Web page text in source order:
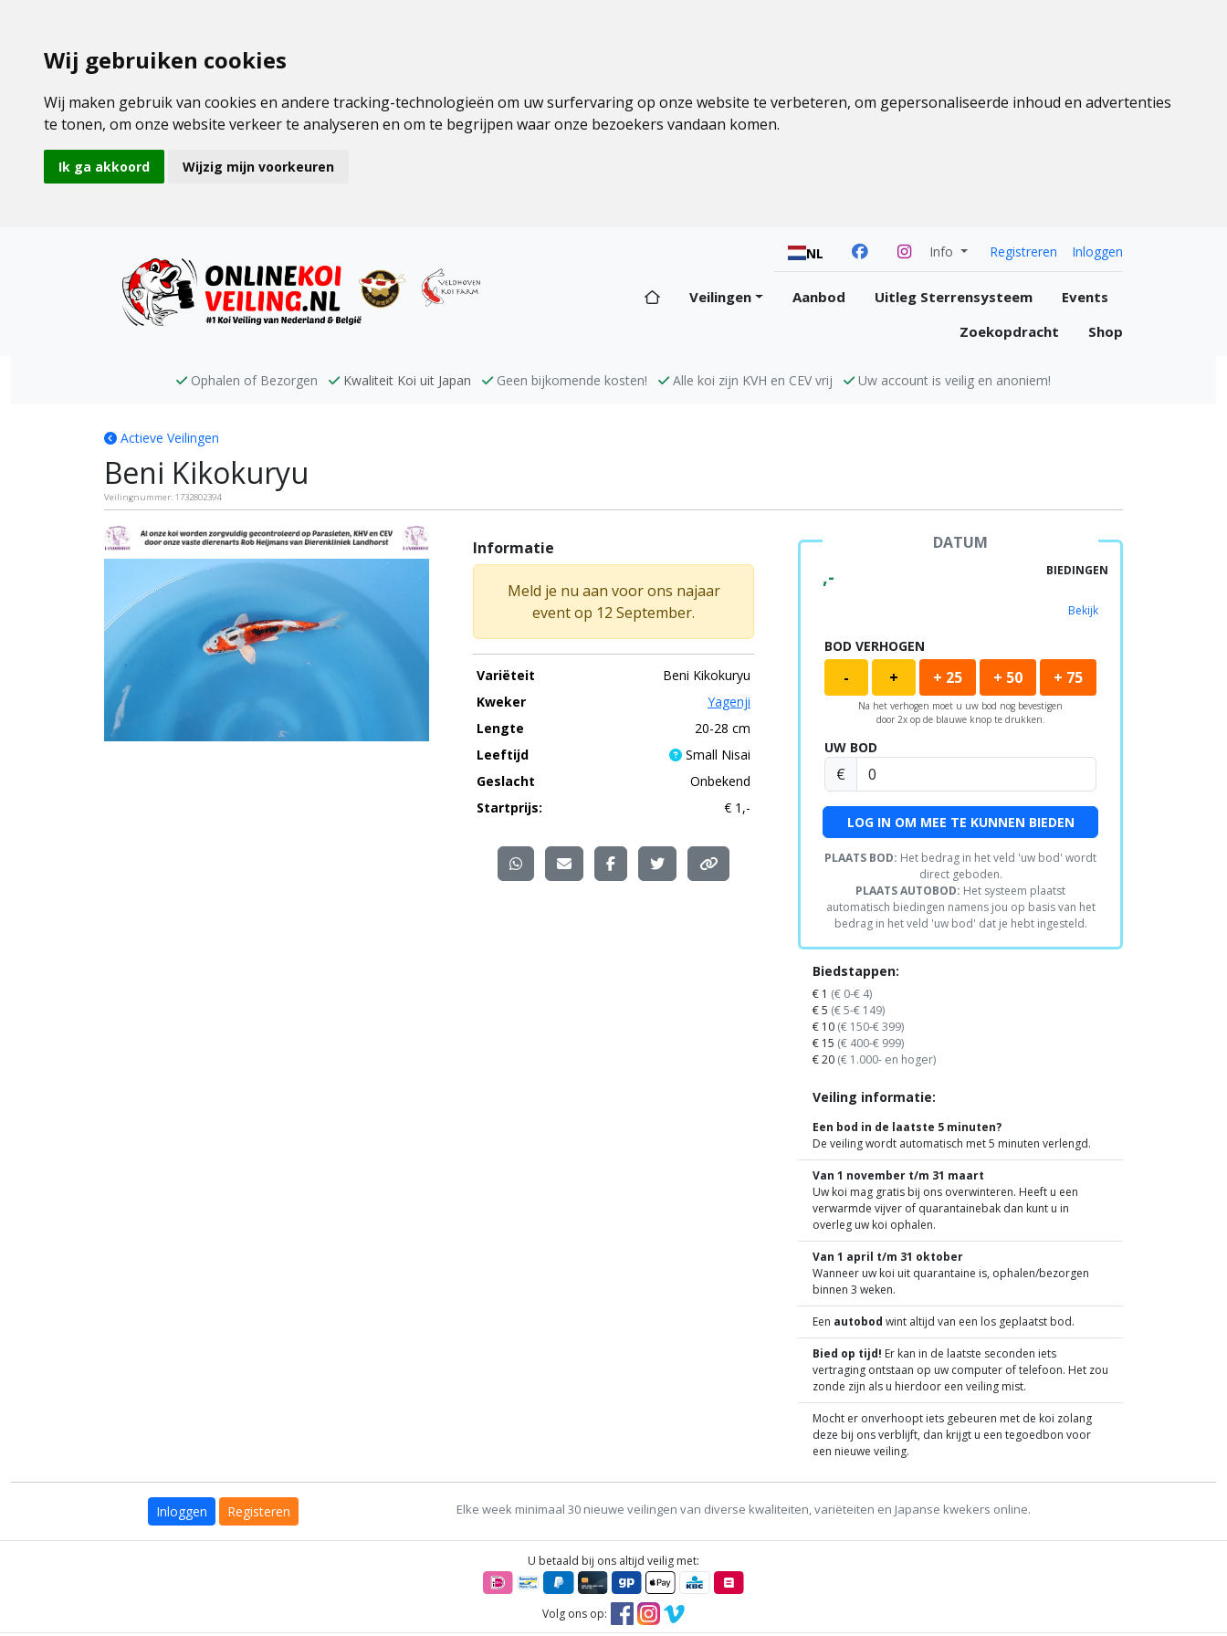
Wij gebruiken cookies
Wij maken gebruik van cookies en andere tracking-technologieën om uw surfervaring op onze website te verbeteren, om gepersonaliseerde inhoud en advertenties
te tonen, om onze website verkeer te analyseren en om te begrijpen waar onze bezoekers vandaan komen.
Ik ga akkoord Wijzig mijn voorkeuren
NL Info Registreren Inloggen
Veilingen Aanbod Uitleg Sterrensysteem
Events
Zoekopdracht
Shop
Ophalen of Bezorgen Kwaliteit Koi uit Japan Geen bijkomende kosten! Alle koi zijn KVH en CEV vrij Uw account is veilig en anoniem!
Actieve Veilingen
Beni Kikokuryu
Veilingnummer: 1732802394
Informatie
Meld je nu aan voor ons najaar
event op 12 September.
Variëteit
Beni Kikokuryu
Kweker
Yagenji
Lengte
20-28 cm
Leeftijd
Small Nisai
Geslacht
Onbekend
Startprijs:
€ 1,-
DATUM
,- BIEDINGEN
Bekijk
BOD VERHOGEN
- + + 25 + 50 + 75
Na het verhogen moet u uw bod nog bevestigen
door 2x op de blauwe knop te drukken.
UW BOD
€
LOG IN OM MEE TE KUNNEN BIEDEN
PLAATS BOD: Het bedrag in het veld 'uw bod' wordt
direct geboden.
PLAATS AUTOBOD: Het systeem plaatst
automatisch biedingen namens jou op basis van het
bedrag in het veld 'uw bod' dat je hebt ingesteld.
Biedstappen:
€ 1 (€ 0-€ 4)
€ 5 (€ 5-€ 149)
€ 10 (€ 150-€ 399)
€ 15 (€ 400-€ 999)
€ 20 (€ 1.000- en hoger)
Veiling informatie:
Een bod in de laatste 5 minuten?
De veiling wordt automatisch met 5 minuten verlengd.
Van 1 november t/m 31 maart
Uw koi mag gratis bij ons overwinteren. Heeft u een
verwarmde vijver of quarantainebak dan kunt u in
overleg uw koi ophalen.
Van 1 april t/m 31 oktober
Wanneer uw koi uit quarantaine is, ophalen/bezorgen
binnen 3 weken.
Een autobod wint altijd van een los geplaatst bod.
Bied op tijd! Er kan in de laatste seconden iets
vertraging ontstaan op uw computer of telefoon. Het zou
zonde zijn als u hierdoor een veiling mist.
Mocht er onverhoopt iets gebeuren met de koi zolang
deze bij ons verblijft, dan krijgt u een tegoedbon voor
een nieuwe veiling.
Inloggen Registeren Elke week minimaal 30 nieuwe veilingen van diverse kwaliteiten, variëteiten en Japanse kwekers online.
U betaald bij ons altijd veilig met:
Volg ons op: